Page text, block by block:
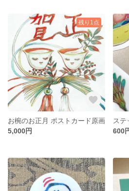
残り1点
お椀のお正月 ポストカード原画
5,000円
600